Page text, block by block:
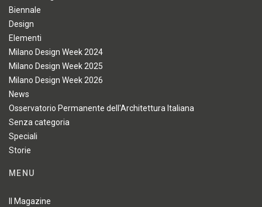
Biennale
Design
Elementi
Milano Design Week 2024
Milano Design Week 2025
Milano Design Week 2026
News
Osservatorio Permanente dell'Architettura Italiana
Senza categoria
Speciali
Storie
MENU
Il Magazine